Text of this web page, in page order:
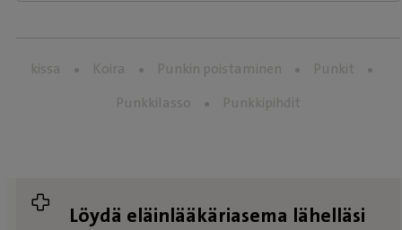
kissa Koira Punkin poistaminen
Punkit
Punkkilasso
Punkkipihdit
Löydä eläinlääkäriasema lähelläsi